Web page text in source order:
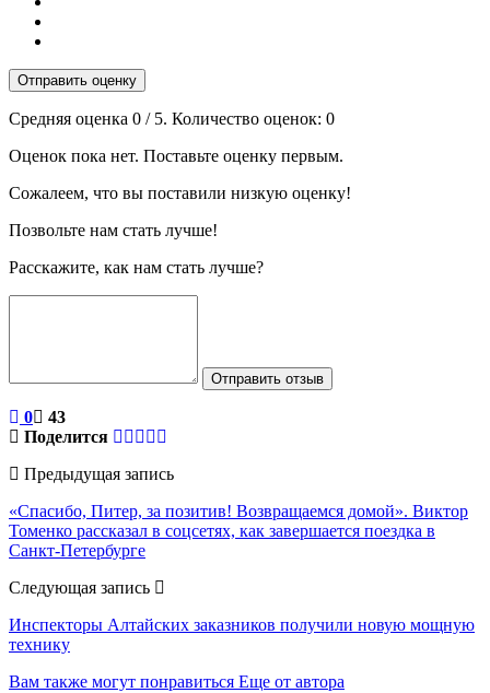
Отправить оценку
Средняя оценка 0 / 5. Количество оценок: 0
Оценок пока нет. Поставьте оценку первым.
Сожалеем, что вы поставили низкую оценку!
Позвольте нам стать лучше!
Расскажите, как нам стать лучше?
Отправить отзыв
0
43
Поделится
Предыдущая запись
«Спасибо, Питер, за позитив! Возвращаемся домой». Виктор
Томенко рассказал в соцсетях, как завершается поездка в
Санкт-Петербурге
Следующая запись
Инспекторы Алтайских заказников получили новую мощную
технику
Вам также могут понравиться Еще от автора